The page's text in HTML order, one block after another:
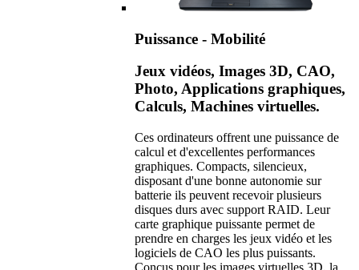
Puissance - Mobilité
Jeux vidéos, Images 3D, CAO,
Photo, Applications graphiques,
Calculs, Machines virtuelles.
Ces ordinateurs offrent une puissance de
calcul et d'excellentes performances
graphiques. Compacts, silencieux,
disposant d'une bonne autonomie sur
batterie ils peuvent recevoir plusieurs
disques durs avec support RAID. Leur
carte graphique puissante permet de
prendre en charges les jeux vidéo et les
logiciels de CAO les plus puissants.
Conçus pour les images virtuelles 3D, la